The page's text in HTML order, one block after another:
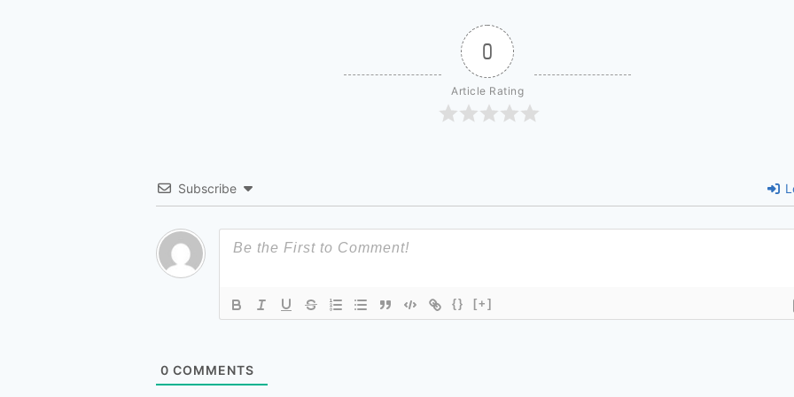
0
Article Rating
Subscribe
{} [+]
0 COMMENTS